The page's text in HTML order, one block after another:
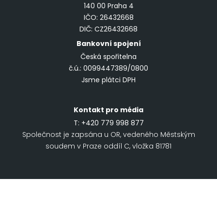
140 00 Praha 4
IČO: 26432668
DIČ: CZ26432668
Bankovní spojení
Česká spořitelna
č.ú.: 0099447389/0800
Jsme plátci DPH
Kontakt pro média
T: +420 779 998 877
Společnost je zapsána u OR, vedeného Městským
soudem v Praze oddíl C, vložka 81781